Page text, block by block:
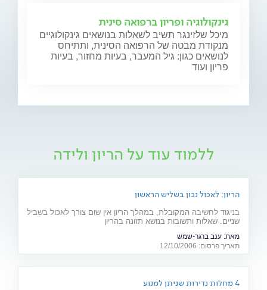
גינקולוגיה ופריון ברפואה סינית
מיכל שלזינגר תשיב לשאלות בנושאים גינקולוגיים
מנקודת מבטה של הרפואה הסינית, ותתיחס
לנושאים כגון: גיל המעבר, בעיות מחזור, בעיות
פריון ועוד
ללמוד עוד על הריון ולידה
הריון: לאכול נכון בשליש הראשון
בניגוד לחשיבה המקובלת, במהלך הריון אין שום צורך לאכול בשביל
שניים. שאלות ותשובות בנושא תזונה בהריון
מאת: ענב ברגר-שמש
תאריך פרסום: 12/10/2006
4 מחלות נדירות שניתן למנוע